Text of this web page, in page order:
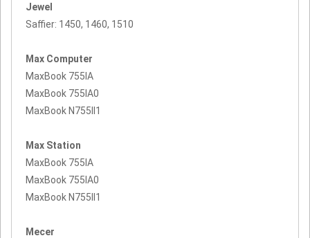
Jewel
Saffier: 1450, 1460, 1510
Max Computer
MaxBook 755IA
MaxBook 755IA0
MaxBook N755II1
Max Station
MaxBook 755IA
MaxBook 755IA0
MaxBook N755II1
Mecer